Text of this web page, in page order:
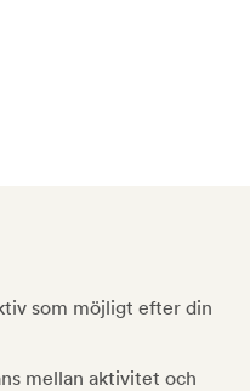
som möjligt efter din
mellan aktivitet och